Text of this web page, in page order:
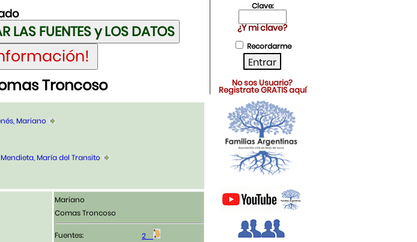
Troncoso
Mariano
María del Transito
Mariano
Comas Troncoso
Fuentes:
2
Clave:
¿Y mi clave?
Recordarme
No sos Usuario?
Registrate GRATIS aquí